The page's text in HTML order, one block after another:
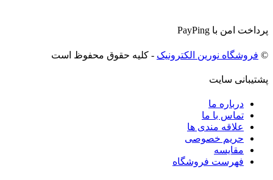
پرداخت امن با PayPing
© فروشگاه نورین الکترونیک - کلیه حقوق محفوظ است
پشتیبانی سایت
درباره ما
تماس با ما
علاقه مندی ها
حریم خصوصی
مقایسه
فهرست فروشگاه